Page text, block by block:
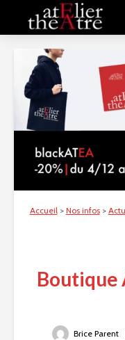
Accueil> Nos infos>
Boutique
Brice Parent